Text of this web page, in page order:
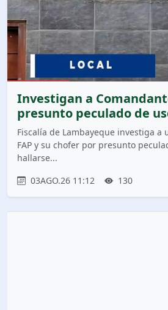
Investigan a
presunto peculado de
Fiscalía de Lambayeque investiga a
FAP y su chofer por presunto
hallarse...
03AGO.26 11:12
130